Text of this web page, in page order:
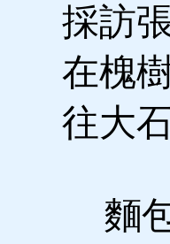
採訪
在槐
往大
麵包